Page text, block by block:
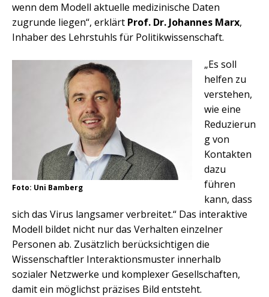
wenn dem Modell aktuelle medizinische Daten
zugrunde liegen“, erklärt Prof. Dr. Johannes Marx,
Inhaber des Lehrstuhls für Politikwissenschaft.
Foto: Uni Bamberg
„Es soll
helfen zu
verstehen,
wie eine
Reduzierun
g von
Kontakten
dazu
führen
kann, dass
sich das Virus langsamer verbreitet.“ Das interaktive
Modell bildet nicht nur das Verhalten einzelner
Personen ab. Zusätzlich berücksichtigen die
Wissenschaftler Interaktionsmuster innerhalb
sozialer Netzwerke und komplexer Gesellschaften,
damit ein möglichst präzises Bild entsteht.